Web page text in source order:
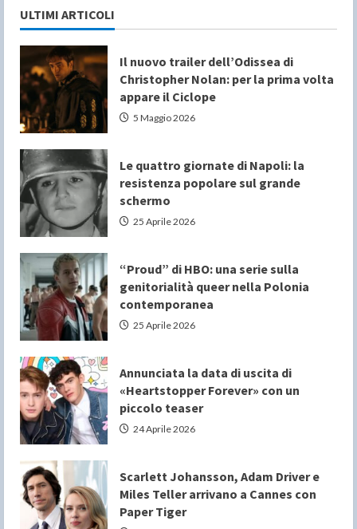
ULTIMI ARTICOLI
Il nuovo trailer dell’Odissea di
Christopher Nolan: per la prima volta
appare il Ciclope
5 Maggio 2026
Le quattro giornate di Napoli: la
resistenza popolare sul grande
schermo
25 Aprile 2026
“Proud” di HBO: una serie sulla
genitorialità queer nella Polonia
contemporanea
25 Aprile 2026
Annunciata la data di uscita di
«Heartstopper Forever» con un
piccolo teaser
24 Aprile 2026
Scarlett Johansson, Adam Driver e
Miles Teller arrivano a Cannes con
Paper Tiger